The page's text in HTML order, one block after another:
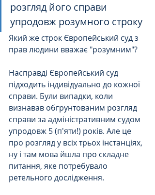
розгляд його справи
упродовж розумного строку
Який же строк Європейський суд з
прав людини вважає "розумним"?
Насправді Європейський суд
підходить індивідуально до кожної
справи. Були випадки, коли
визнавав обгрунтованим розгляд
справи за адміністративним судом
упродовж 5 (п'яти!) років. Але це
про розгляд у всіх трьох інстанціях,
ну і там мова йшла про складне
питання, яке потребувало
ретельного дослідження.